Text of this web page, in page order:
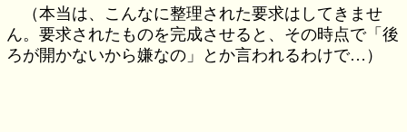
（本当は、こんなに整理された要求はしてきませ
ん。要求されたものを完成させると、その時点で「後
ろが開かないから嫌なの」とか言われるわけで…）